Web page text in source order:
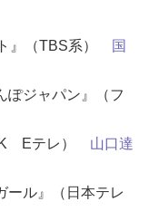
』（TBS系）
国
ジャパン』（フ
Eテレ） 山口達
ル』（日本テレ